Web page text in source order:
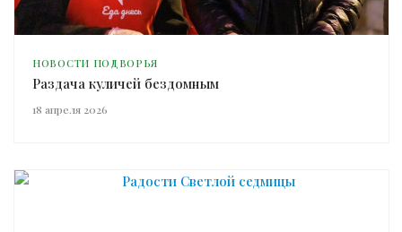
НОВОСТИ ПОДВОРЬЯ
Раздача куличей бездомным
18 апреля 2026